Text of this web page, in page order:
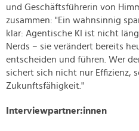
und Geschäftsführerin von
zusammen: "Ein wahnsinnig
klar: Agentische KI ist nicht
Nerds – sie verändert bereits
entscheiden und führen. Wer
sichert sich nicht nur Effizienz,
Zukunftsfähigkeit."
Interviewpartner:innen